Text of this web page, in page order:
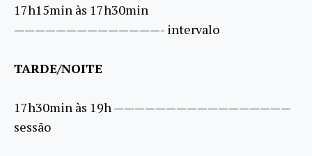
17h15min às 17h30min
——————————————- intervalo
TARDE/NOITE
17h30min às 19h —————————————————
sessão